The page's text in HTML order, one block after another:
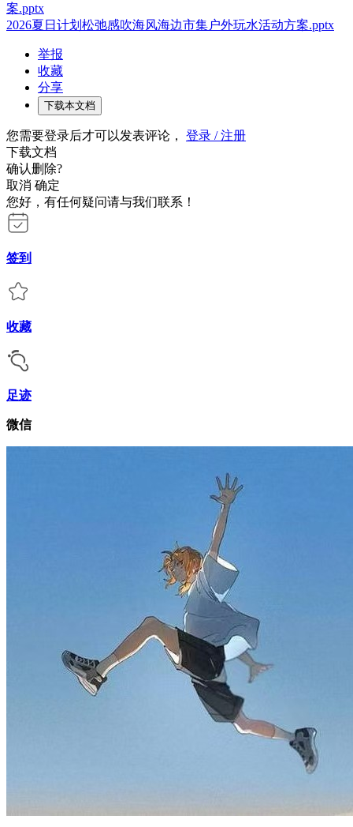
案.pptx
2026夏日计划松弛感吹海风海边市集户外玩水活动方案.pptx
举报
收藏
分享
下载本文档
您需要登录后才可以发表评论， 登录 / 注册
下载文档
确认删除?
取消 确定
您好，有任何疑问请与我们联系！
签到
收藏
足迹
微信